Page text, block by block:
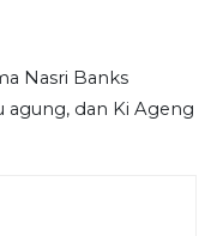
Nasri Banks
agung, dan Ki Ageng